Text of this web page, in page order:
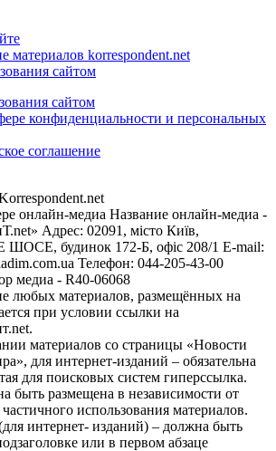
материалов korrespondent.net
сайтом
сайтом
конфиденциальности и персональных
соглашение
онлайн-медиа Название онлайн-медиа -
Адрес: 02091, місто Київ,
будинок 172-Б, офіс 208/1 E-mail:
Телефон: 044-205-43-00
медиа - R40-06068
любых материалов, размещённых на
при условии ссылки на
материалов со страницы «Новости
для интернет-изданий – обязательна
для поисковых систем гиперссылка.
быть размещена в независимости от
использования материалов.
интернет- изданий) – должна быть
или в первом абзаце